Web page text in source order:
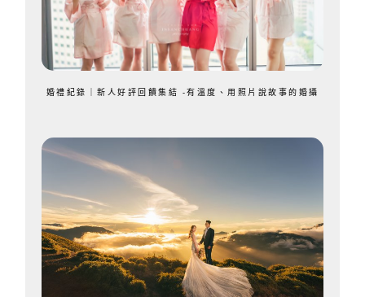
婚禮紀錄｜新人好評回饋集結 -有溫度、用照片說故事的婚攝